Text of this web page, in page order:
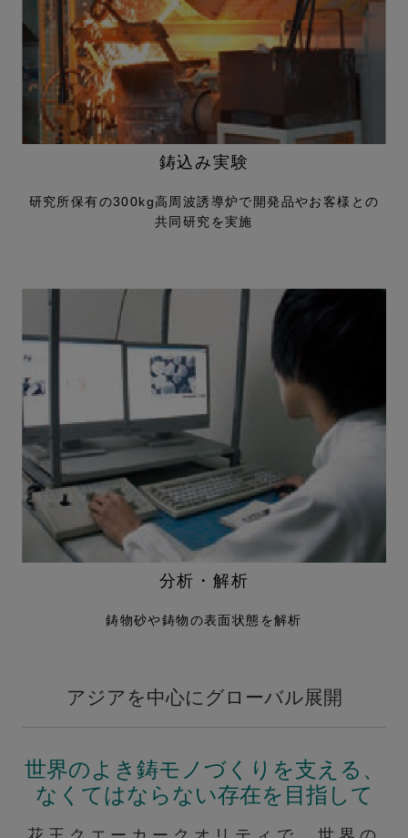
鋳込み実験
研究所保有の300kg高周波誘導炉で開発品やお客様との
共同研究を実施
分析・解析
鋳物砂や鋳物の表面状態を解析
アジアを中心にグローバル展開
世界のよき鋳モノづくりを支える、
なくてはならない存在を目指して